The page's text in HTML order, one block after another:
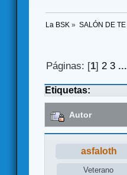
La BSK » SALÓN DE TE
Páginas: [1]2 3 ...
Etiquetas:
Autor
asfaloth
Veterano